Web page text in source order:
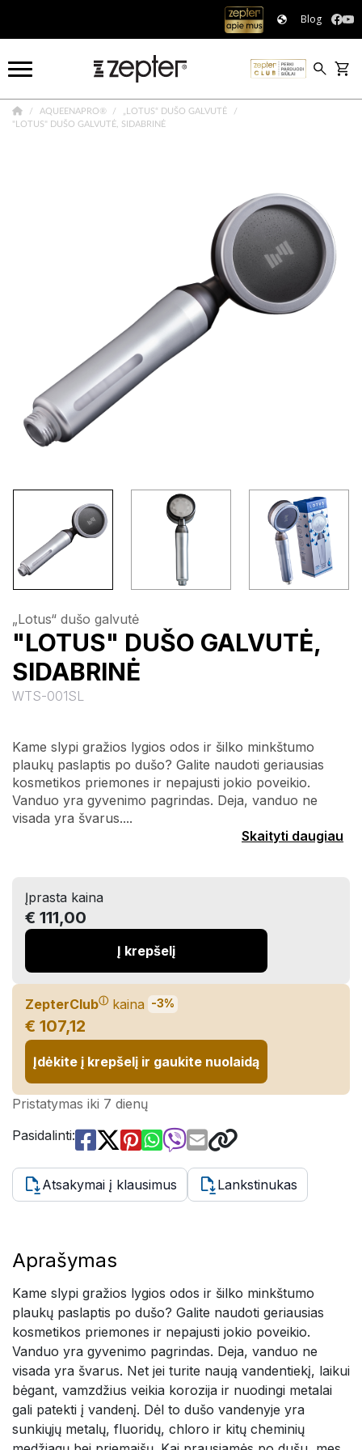
Blog
AQUEENAPRO®
„LOTUS“ DUŠO GALVUTĖ
"LOTUS" DUŠO GALVUTĖ, SIDABRINĖ
„Lotus“ dušo galvutė
"LOTUS" DUŠO GALVUTĖ,
SIDABRINĖ
WTS-001SL
Kame slypi gražios lygios odos ir šilko minkštumo
plaukų paslaptis po dušo? Galite naudoti geriausias
kosmetikos priemones ir nepajusti jokio poveikio.
Vanduo yra gyvenimo pagrindas. Deja, vanduo ne
visada yra švarus....
Skaityti daugiau
Įprasta kaina
€ 111,00
Į krepšelį
ZepterClubⓘ kaina -3%
€ 107,12
Įdėkite į krepšelį ir gaukite nuolaidą
Pristatymas iki 7 dienų
Pasidalinti:
Atsakymai į klausimus Lankstinukas
Aprašymas
Kame slypi gražios lygios odos ir šilko minkštumo
plaukų paslaptis po dušo? Galite naudoti geriausias
kosmetikos priemones ir nepajusti jokio poveikio.
Vanduo yra gyvenimo pagrindas. Deja, vanduo ne
visada yra švarus. Net jei turite naują vandentiekį, laikui
bėgant, vamzdžius veikia korozija ir nuodingi metalai
gali patekti į vandenį. Dėl to dušo vandenyje yra
sunkiųjų metalų, fluoridų, chloro ir kitų cheminių